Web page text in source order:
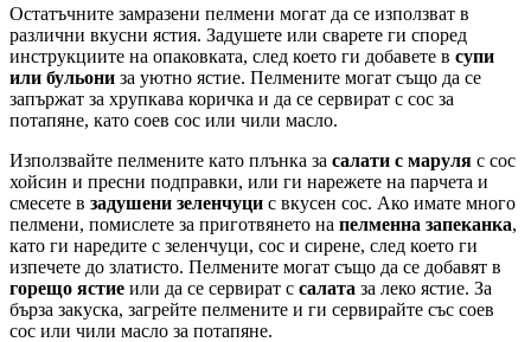
Остатъчните замразени пелмени могат да се използват в
различни вкусни ястия. Задушете или сварете ги според
инструкциите на опаковката, след което ги добавете в супи
или бульони за уютно ястие. Пелмените могат също да се
запържат за хрупкава коричка и да се сервират с сос за
потапяне, като соев сос или чили масло.
Използвайте пелмените като плънка за салати с маруля с сос
хойсин и пресни подправки, или ги нарежете на парчета и
смесете в задушени зеленчуци с вкусен сос. Ако имате много
пелмени, помислете за приготвянето на пелменна запеканка,
като ги наредите с зеленчуци, сос и сирене, след което ги
изпечете до златисто. Пелмените могат също да се добавят в
горещо ястие или да се сервират с салата за леко ястие. За
бърза закуска, загрейте пелмените и ги сервирайте със соев
сос или чили масло за потапяне.